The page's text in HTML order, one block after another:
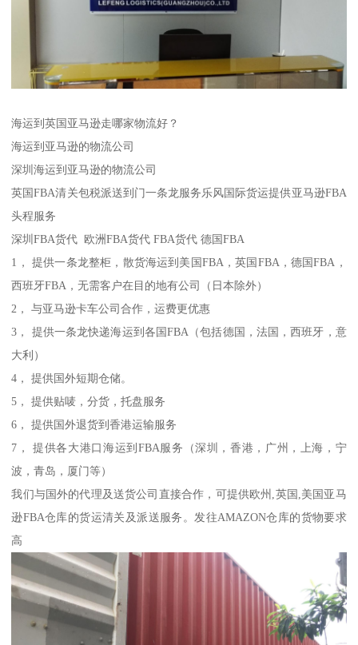
海运到英国亚马逊走哪家物流好？
海运到亚马逊的物流公司
深圳海运到亚马逊的物流公司
英国FBA清关包税派送到门一条龙服务乐风国际货运提供亚马逊FBA
头程服务
深圳FBA货代 欧洲FBA货代 FBA货代 德国FBA
1， 提供一条龙整柜，散货海运到美国FBA，英国FBA，德国FBA，
西班牙FBA，无需客户在目的地有公司（日本除外）
2， 与亚马逊卡车公司合作，运费更优惠
3， 提供一条龙快递海运到各国FBA（包括德国，法国，西班牙，意
大利）
4， 提供国外短期仓储。
5， 提供贴唛，分货，托盘服务
6， 提供国外退货到香港运输服务
7， 提供各大港口海运到FBA服务（深圳，香港，广州，上海，宁
波，青岛，厦门等）
我们与国外的代理及送货公司直接合作，可提供欧州,英国,美国亚马
逊FBA仓库的货运清关及派送服务。发往AMAZON仓库的货物要求
高